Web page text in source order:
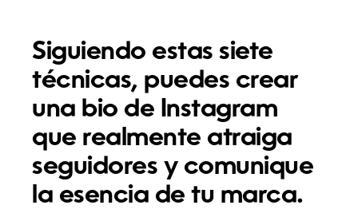
Siguiendo estas siete
técnicas, puedes crear
una bio de Instagram
que realmente atraiga
seguidores y comunique
la esencia de tu marca.